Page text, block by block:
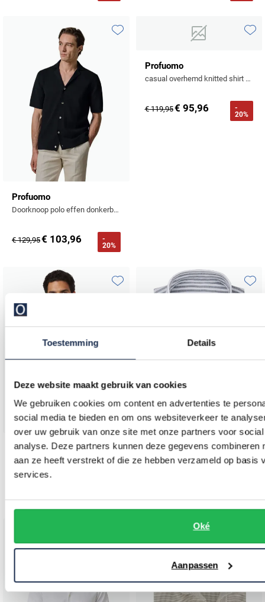
Toestemming Details
Deze website maakt gebruik van cookies
We gebruiken cookies om content en advertenties te
social media te bieden en om ons websiteverkeer te
over uw gebruik van onze site met onze partners voor
analyse. Deze partners kunnen deze gegevens combineren
aan ze heeft verstrekt of die ze hebben verzameld op basis
services.
Oké
Aanpassen
Profuomo
Doorknoop polo effen donkerblauw
€ 129,95€ 103,96
-
20%
Toevoegen aan favorieten
Profuomo
casual overhemd knitted shirt beige
€ 119,95€ 95,96
-
20%
Profuomo
overhemd zakelijk slim fit wit effen katoen
Toevoegen aan favorieten
Profuomo
Casual overhemd linnen donkerblauw
Toevoegen aan favorieten